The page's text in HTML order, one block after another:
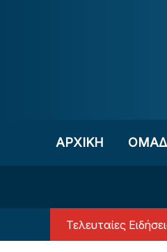
ΑΡΧΙΚΗ
Τελευταίες
πρόταση του ΠΑΟΚ